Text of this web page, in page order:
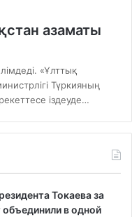
азаматы
«Ұлттық
Түркияның
іздеуде…
Токаева за
в одной